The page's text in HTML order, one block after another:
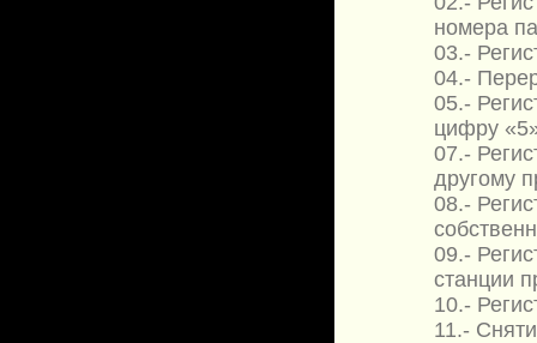
номера
03.-
04.-
05.-
цифру
07.-
другому
08.-
09.-
станции
10.-
11.-